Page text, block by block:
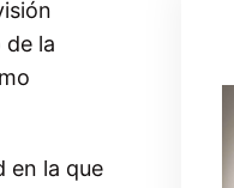
la
en la que